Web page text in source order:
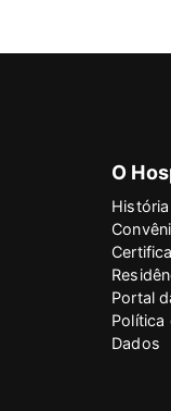
O
História
Portal
Política
Dados